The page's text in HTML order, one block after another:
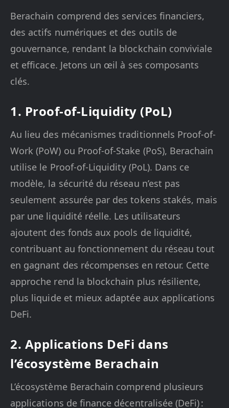
Berachain comprend des services financiers,
des actifs numériques et des outils de
gouvernance, rendant la blockchain conviviale
et efficace. Jetons un œil à ses composants
clés.
1. Proof-of-Liquidity (PoL)
Au lieu des mécanismes traditionnels Proof-of-
Work (PoW) ou Proof-of-Stake (PoS), Berachain
utilise le Proof-of-Liquidity (PoL). Dans ce
modèle, la sécurité du réseau n’est pas
seulement assurée par des tokens stakés, mais
par une liquidité réelle. Les utilisateurs
ajoutent des fonds aux pools de liquidité,
contribuant au fonctionnement du réseau tout
en gagnant des récompenses en retour. Cette
approche rend la blockchain plus résiliente,
plus liquide et mieux adaptée aux applications
DeFi.
2. Applications DeFi dans
l’écosystème Berachain
L’écosystème Berachain comprend plusieurs
applications de finance décentralisée (DeFi) :